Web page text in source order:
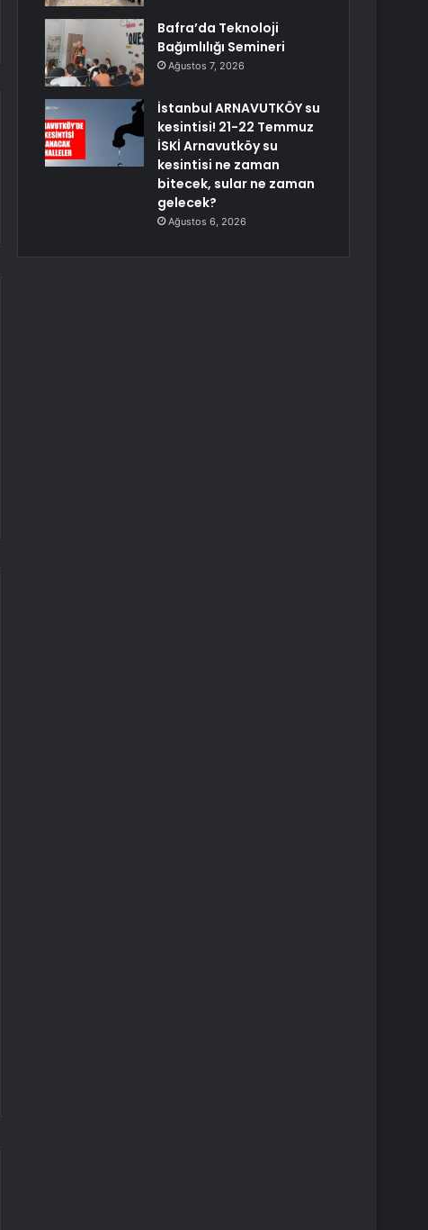
Bafra’da Teknoloji
Bağımlılığı Semineri
Ağustos 7, 2026
İstanbul ARNAVUTKÖY su
kesintisi! 21-22 Temmuz
İSKİ Arnavutköy su
kesintisi ne zaman
bitecek, sular ne zaman
gelecek?
Ağustos 6, 2026